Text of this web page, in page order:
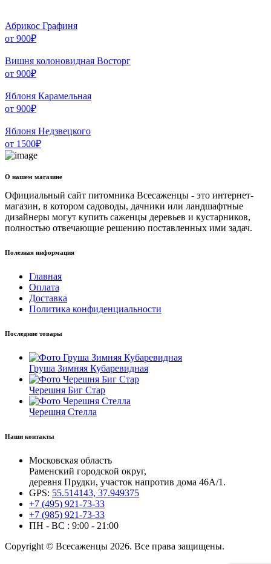
Абрикос Графиня
от 900₽
Вишня колоновидная Восторг
от 900₽
Яблоня Карамельная
от 900₽
Яблоня Недзвецкого
от 1500₽
О нашем магазине
Официальный сайт питомника Всесаженцы - это интернет-
магазин, в котором садоводы, дачники или ландшафтные
дизайнеры могут купить саженцы деревьев и кустарников,
полностью отвечающие решению поставленных ими задач.
Полезная информация
Главная
Оплата
Доставка
Политика конфиденциальности
Последние товары
Груша Зимняя Кубаревидная
Черешня Биг Стар
Черешня Стелла
Наши контакты
Московская область
Раменский городской округ,
деревня Прудки, участок напротив дома 46А/1.
GPS: 55.514143, 37.949375
+7 (495) 921-73-33
+7 (985) 921-73-33
ПН - ВС : 9:00 - 21:00
Copyright © Всесаженцы 2026. Все права защищены.